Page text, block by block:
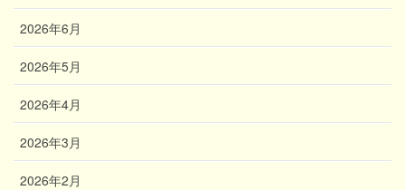
2026年6月
2026年5月
2026年4月
2026年3月
2026年2月